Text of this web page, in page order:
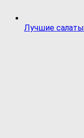
Лучшие салаты